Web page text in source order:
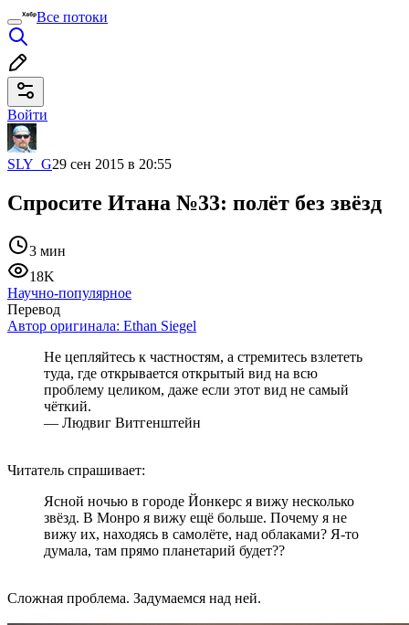
Все потоки
Войти
SLY_G29 сен 2015 в 20:55
Спросите Итана №33: полёт без звёзд
3 мин
18K
Научно-популярное
Перевод
Автор оригинала: Ethan Siegel
Не цепляйтесь к частностям, а стремитесь взлететь
туда, где открывается открытый вид на всю
проблему целиком, даже если этот вид не самый
чёткий.
— Людвиг Витгенштейн
Читатель спрашивает:
Ясной ночью в городе Йонкерс я вижу несколько
звёзд. В Монро я вижу ещё больше. Почему я не
вижу их, находясь в самолёте, над облаками? Я-то
думала, там прямо планетарий будет??
Сложная проблема. Задумаемся над ней.